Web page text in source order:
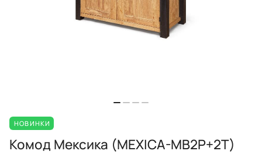
НОВИНКИ
Комод Мексика (MEXICA-MB2P+2T)